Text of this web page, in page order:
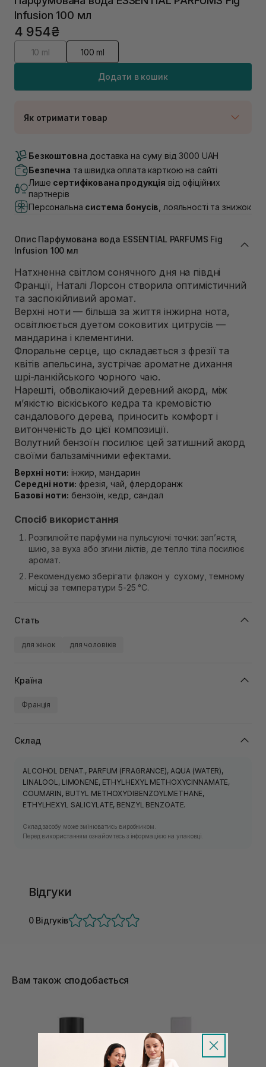
Infusion 100 мл
4 954₴
10 ml 100 ml
Додати в кошик
Як отримати товар
В наявності
Самовивіз м. Луцьк, вул. Винниченка 4
В наявності
Самовивіз м. Львів, вул. Академіка Підстригача, 1В
(Duck’s Lake)
В наявності
Немає в наявності!
Самовивіз м. Львів, вул. Степана Бандери 45
Самовивіз м. Рівне, вул. 16-го Липня, 15
В наявності
Самовивіз м. Рівне, вул. Кулика і Гудачека 23 (ТЦ
Екватор)
Безкоштовна доставка на суму від 3000 UAH
Безпечна та швидка оплата карткою на сайті
Лише сертифікована продукція від офіційних
партнерів
Персональна система бонусів , лояльності та знижок
Опис Парфумована вода ESSENTIAL PARFUMS Fig
Infusion 100 мл
Натхненна світлом сонячного дня на півдні
Франції, Наталі Лорсон створила оптимістичний
та заспокійливий аромат.
Верхні ноти — більша за життя інжирна нота,
освітлюється дуетом соковитих цитрусів —
мандарина і клементини.
Флоральне серце, що складається з фрезії та
квітів апельсина, зустрічає ароматне дихання
шрі-ланкійського чорного чаю.
Нарешті, обволікаючий деревний акорд, між
м’якістю віскіського кедра та кремовістю
сандалового дерева, приносить комфорт і
витонченість до цієї композиції.
Волутний бензоїн посилює цей затишний акорд
своїми бальзамічними ефектами.
Верхні ноти: інжир, мандарин
Середні ноти: фрезія, чай, флердоранж
Базові ноти: бензоїн, кедр, сандал
Спосіб використання
Розпилюйте парфуми на пульсуючі точки: зап’ястя,
шию, за вуха або згини ліктів, де тепло тіла посилює
аромат.
Рекомендуємо зберігати флакон у сухому, темному
місці за температури 5-25 °C.
Стать
для жінок для чоловіків
Країна
Франція
Склад
ALCOHOL DENAT., PARFUM (FRAGRANCE), AQUA (WATER),
LINALOOL, LIMONENE, ETHYLHEXYL METHOXYCINNAMATE,
COUMARIN, BUTYL METHOXYDIBENZOYLMETHANE,
ETHYLHEXYL SALICYLATE, BENZYL BENZOATE.
Склад засобу може змінюватись виробником.
Перед використанням ознайомтесь з інформацією на упаковці.
Відгуки
0 Відгуків
Вам також сподобається